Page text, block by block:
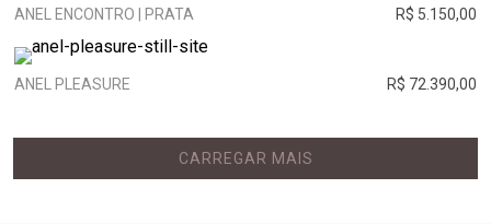
ANEL ENCONTRO | PRATA R$ 5.150,00
ANEL PLEASURE R$ 72.390,00
CARREGAR MAIS